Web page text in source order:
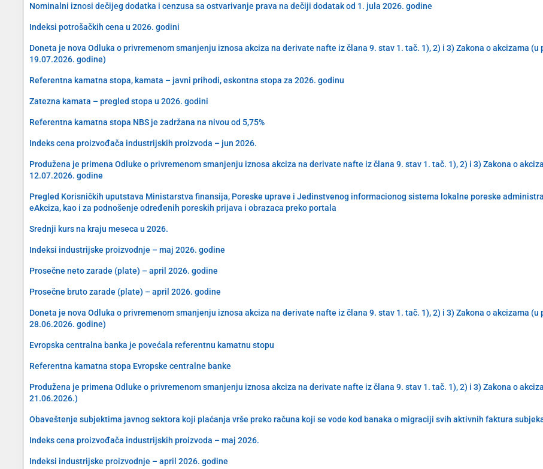
Nominalni iznosi dečijeg dodatka i cenzusa sa ostvarivanje prava na dečiji dodatak od 1. jula 2026. godine
Indeksi potrošačkih cena u 2026. godini
Doneta je nova Odluka o privremenom smanjenju iznosa akciza na derivate nafte iz člana 9. stav 1. tač. 1), 2) i 3) Zakona o akcizama
19.07.2026. godine)
Referentna kamatna stopa, kamata – javni prihodi, eskontna stopa za 2026. godinu
Zatezna kamata – pregled stopa u 2026. godini
Referentna kamatna stopa NBS je zadržana na nivou od 5,75%
Indeks cena proizvođača industrijskih proizvoda – jun 2026.
Produžena je primena Odluke o privremenom smanjenju iznosa akciza na derivate nafte iz člana 9. stav 1. tač. 1), 2) i 3) Zakona o
12.07.2026. godine
Pregled Korisničkih uputstava Ministarstva finansija, Poreske uprave i Jedinstvenog informacionog sistema lokalne poreske
eAkciza, kao i za podnošenje određenih poreskih prijava i obrazaca preko portala
Srednji kurs na kraju meseca u 2026.
Indeksi industrijske proizvodnje – maj 2026. godine
Prosečne neto zarade (plate) – april 2026. godine
Prosečne bruto zarade (plate) – april 2026. godine
Doneta je nova Odluka o privremenom smanjenju iznosa akciza na derivate nafte iz člana 9. stav 1. tač. 1), 2) i 3) Zakona o akcizama
28.06.2026. godine)
Evropska centralna banka je povećala referentnu kamatnu stopu
Referentna kamatna stopa Evropske centralne banke
Produžena je primena Odluke o privremenom smanjenju iznosa akciza na derivate nafte iz člana 9. stav 1. tač. 1), 2) i 3) Zakona o
21.06.2026.)
Obaveštenje subjektima javnog sektora koji plaćanja vrše preko računa koji se vode kod banaka o migraciji svih aktivnih faktura
Indeks cena proizvođača industrijskih proizvoda – maj 2026.
Indeksi industrijske proizvodnje – april 2026. godine